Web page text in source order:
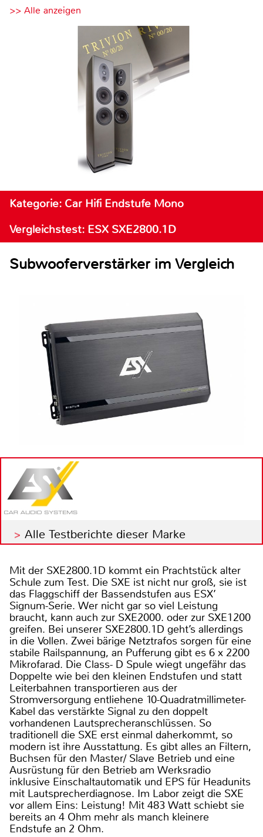
>> Alle anzeigen
Kategorie: Car Hifi Endstufe Mono
Vergleichstest: ESX SXE2800.1D
Subwooferverstärker im Vergleich
Alle Testberichte dieser Marke
Mit der SXE2800.1D kommt ein Prachtstück alter
Schule zum Test. Die SXE ist nicht nur groß, sie ist
das Flaggschiff der Bassendstufen aus ESX’
Signum-Serie. Wer nicht gar so viel Leistung
braucht, kann auch zur SXE2000. oder zur SXE1200
greifen. Bei unserer SXE2800.1D geht’s allerdings
in die Vollen. Zwei bärige Netztrafos sorgen für eine
stabile Railspannung, an Pufferung gibt es 6 x 2200
Mikrofarad. Die Class- D Spule wiegt ungefähr das
Doppelte wie bei den kleinen Endstufen und statt
Leiterbahnen transportieren aus der
Stromversorgung entliehene 10-Quadratmillimeter-
Kabel das verstärkte Signal zu den doppelt
vorhandenen Lautsprecheranschlüssen. So
traditionell die SXE erst einmal daherkommt, so
modern ist ihre Ausstattung. Es gibt alles an Filtern,
Buchsen für den Master/ Slave Betrieb und eine
Ausrüstung für den Betrieb am Werksradio
inklusive Einschaltautomatik und EPS für Headunits
mit Lautsprecherdiagnose. Im Labor zeigt die SXE
vor allem Eins: Leistung! Mit 483 Watt schiebt sie
bereits an 4 Ohm mehr als manch kleinere
Endstufe an 2 Ohm.